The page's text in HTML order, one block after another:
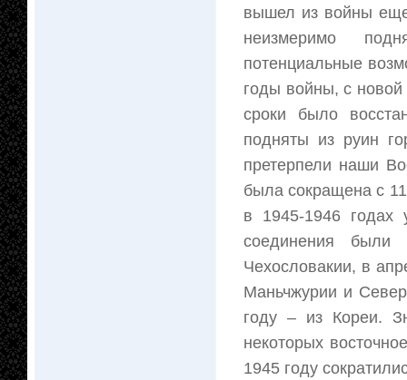
вышел из войны
неизмеримо
потенциальные
годы войны, с
сроки было
подняты из руин
претерпели наши
была сокращена с
в 1945-1946
соединения
Чехословакии, в
Маньчжурии и
году – из Кореи.
некоторых
1945 году